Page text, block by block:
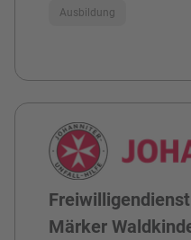
Ausbildung
Märker